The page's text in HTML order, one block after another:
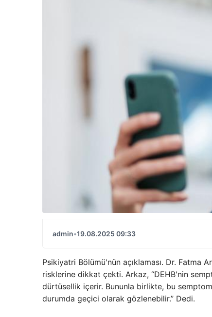
admin•19.08.2025 09:33
Psikiyatri Bölümü'nün açıklaması. Dr. Fatma
risklerine dikkat çekti. Arkaz, “DEHB'nin
dürtüsellik içerir. Bununla birlikte, bu
durumda geçici olarak gözlenebilir.” Dedi.